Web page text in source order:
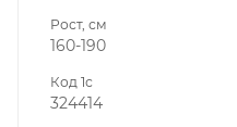
Рост, см
160-190
Код 1с
324414